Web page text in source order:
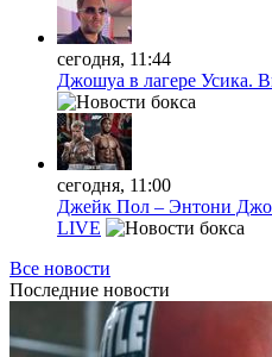
сегодня, 11:44
Джошуа в лагере Усика.
сегодня, 11:00
Джейк Пол – Энтони
LIVE
Все новости
Последние новости